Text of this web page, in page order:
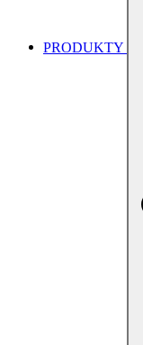
PRODUKTY